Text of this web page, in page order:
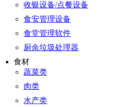
收银设备/点餐设备
食安管理设备
食堂管理软件
厨余垃圾处理器
食材
蔬菜类
肉类
水产类